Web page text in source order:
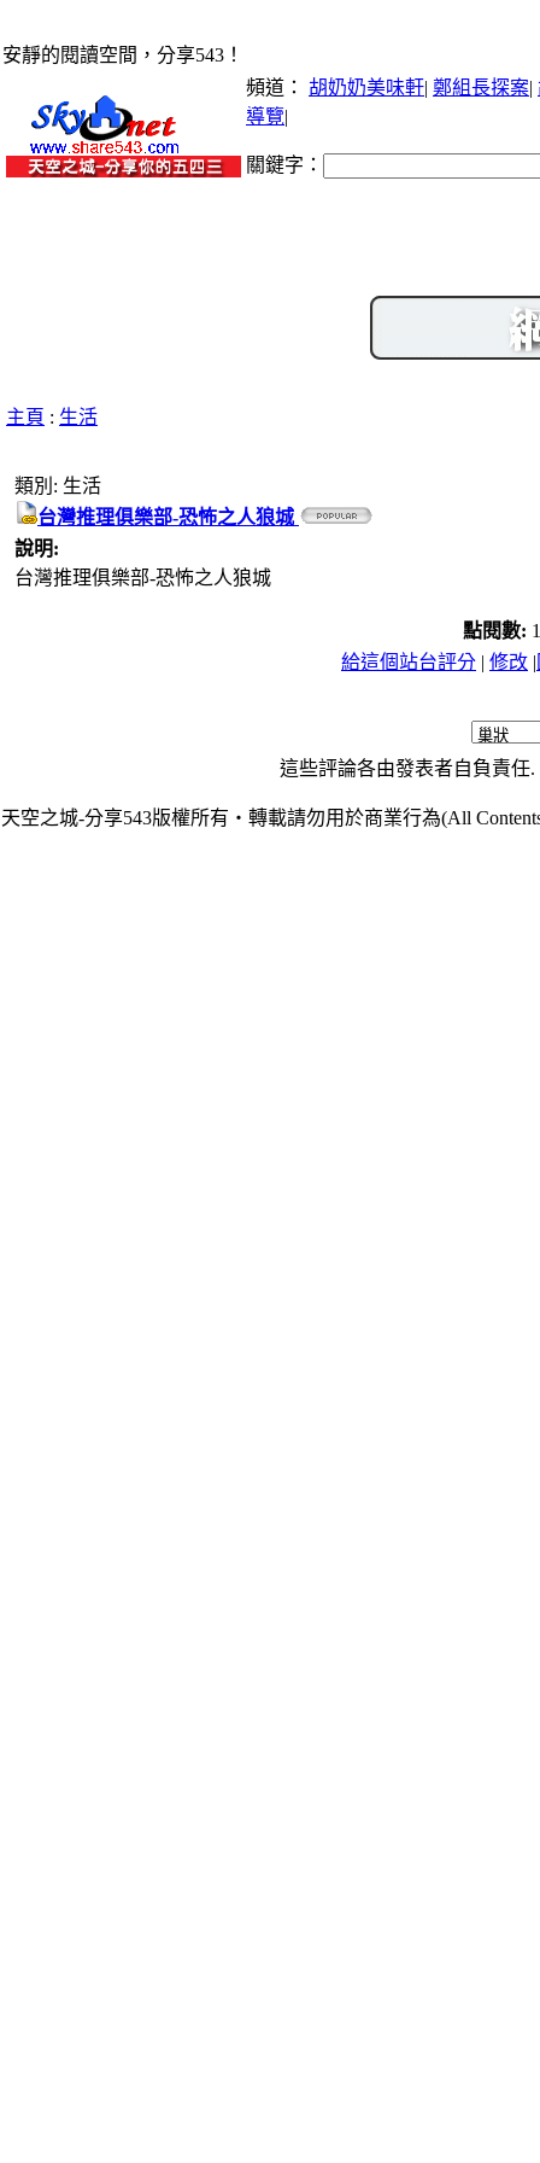
安靜的閱讀空間，分享543！
頻道： 胡奶奶美味軒| 鄭組長探案|
導覽|
關鍵字：
主頁 : 生活
類別: 生活
台灣推理俱樂部-恐怖之人狼城
說明:
台灣推理俱樂部-恐怖之人狼城
點閱數:
給這個站台評分 | 修改 |
這些評論各由發表者自負責任
天空之城-分享543版權所有‧轉載請勿用於商業行為(All Contents